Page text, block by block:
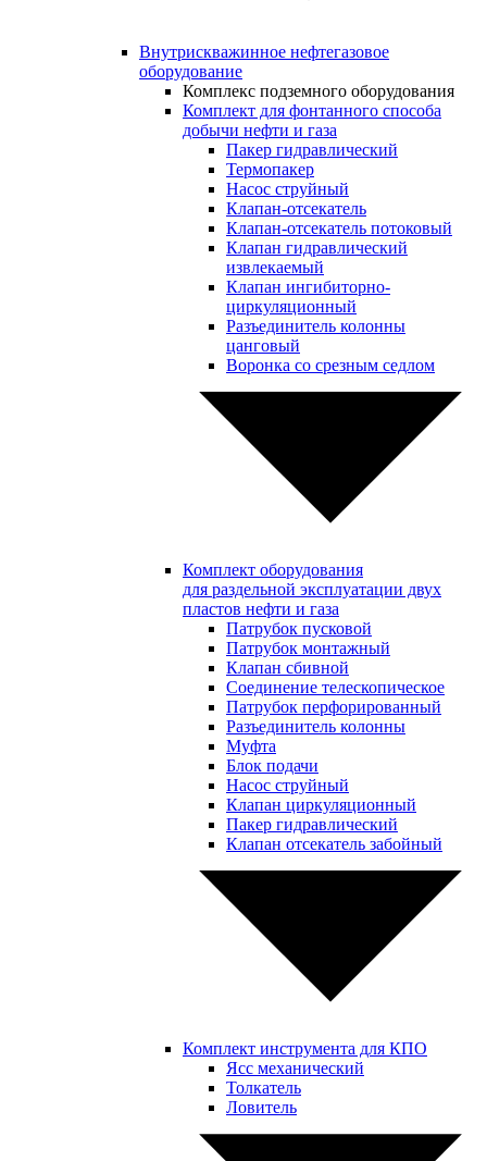
Внутрискважинное нефтегазовое
оборудование
Комплекс подземного оборудования
Комплект для фонтанного способа
добычи нефти и газа
Пакер гидравлический
Термопакер
Насос струйный
Клапан-отсекатель
Клапан-отсекатель потоковый
Клапан гидравлический
извлекаемый
Клапан ингибиторно-
циркуляционный
Разъединитель колонны
цанговый
Воронка со срезным седлом
Комплект оборудования
для раздельной эксплуатации двух
пластов нефти и газа
Патрубок пусковой
Патрубок монтажный
Клапан сбивной
Соединение телескопическое
Патрубок перфорированный
Разъединитель колонны
Муфта
Блок подачи
Насос струйный
Клапан циркуляционный
Пакер гидравлический
Клапан отсекатель забойный
Комплект инструмента для КПО
Ясс механический
Толкатель
Ловитель